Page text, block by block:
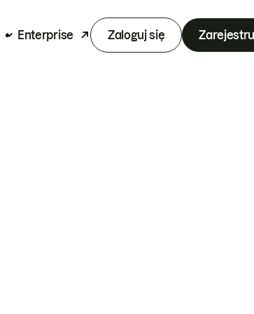
Enterprise Zaloguj się